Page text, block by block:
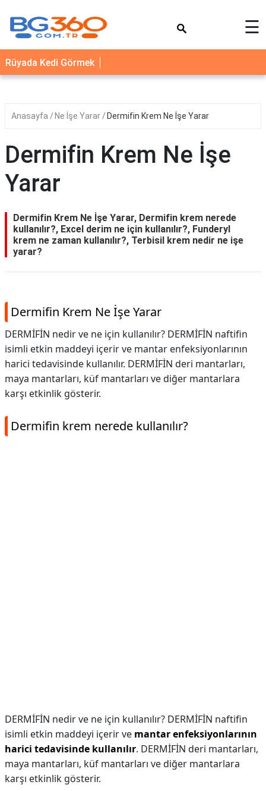
YEMEK
TARİFLERİ
SAĞLIK
İLETİŞİM
☰
Rüyada Kedi Görmek
Anasayfa Ne İşe Yarar Dermifin Krem Ne İşe Yarar
Dermifin Krem Ne İşe
Yarar
Dermifin Krem Ne İşe Yarar, Dermifin krem nerede
kullanılır?, Excel derim ne için kullanılır?, Funderyl
krem ne zaman kullanılır?, Terbisil krem nedir ne işe
yarar?
Dermifin Krem Ne İşe Yarar
DERMİFİN nedir ve ne için kullanılır? DERMİFİN naftifin
isimli etkin maddeyi içerir ve mantar enfeksiyonlarının
harici tedavisinde kullanılır. DERMİFİN deri mantarları,
maya mantarları, küf mantarları ve diğer mantarlara
karşı etkinlik gösterir.
Dermifin krem nerede kullanılır?
DERMİFİN nedir ve ne için kullanılır? DERMİFİN naftifin
isimli etkin maddeyi içerir ve mantar enfeksiyonlarının
harici tedavisinde kullanılır. DERMİFİN deri mantarları,
maya mantarları, küf mantarları ve diğer mantarlara
karşı etkinlik gösterir.